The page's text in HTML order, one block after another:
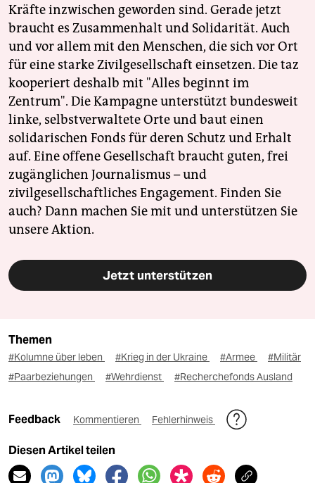
Kräfte inzwischen geworden sind. Gerade jetzt
braucht es Zusammenhalt und Solidarität. Auch
und vor allem mit den Menschen, die sich vor Ort
für eine starke Zivilgesellschaft einsetzen. Die taz
kooperiert deshalb mit "Alles beginnt im
Zentrum". Die Kampagne unterstützt bundesweit
linke, selbstverwaltete Orte und baut einen
solidarischen Fonds für deren Schutz und Erhalt
auf. Eine offene Gesellschaft braucht guten, frei
zugänglichen Journalismus – und
zivilgesellschaftliches Engagement. Finden Sie
auch? Dann machen Sie mit und unterstützen Sie
unsere Aktion.
Jetzt unterstützen
Themen
#Kolumne über leben #Krieg in der Ukraine #Armee
#Militär
#Paarbeziehungen
#Wehrdienst #Recherchefonds Ausland
Feedback Kommentieren Fehlerhinweis
Diesen Artikel teilen